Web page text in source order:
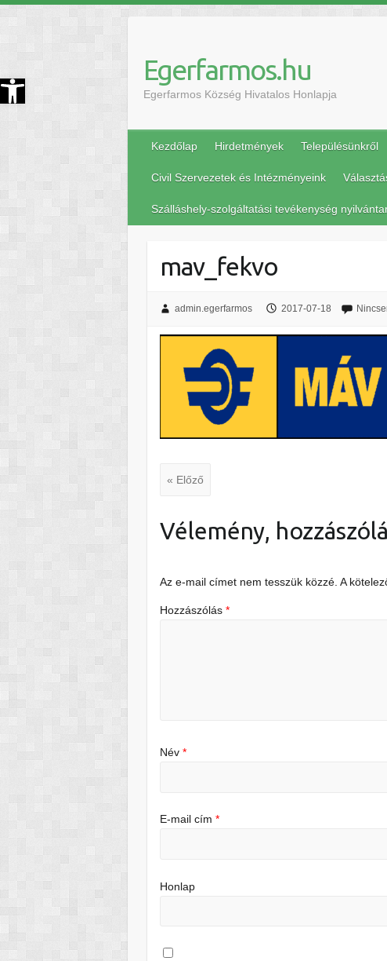
Eszköztár megnyitása Egerfarmos.hu
Egerfarmos Község Hivatalos Honlapja
Kezdőlap Hirdetmények Településünkről
Civil Szervezetek és Intézményeink
Szálláshely-szolgáltatási tevékenység
mav_fekvo
admin.egerfarmos 2017-07-18
« Előző
Vélemény,
Az e-mail címet nem tesszük közzé. A
Hozzászólás*
Név*
E-mail cím*
Honlap